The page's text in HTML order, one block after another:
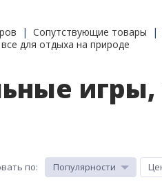
Сопутствующие товары
для отдыха на природе
по: Популярности